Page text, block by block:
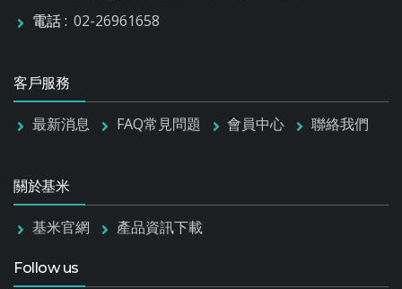
電話 : 02-26961658
客戶服務
最新消息 FAQ常見問題 會員中心 聯絡我們
關於基米
基米官網 產品資訊下載
Follow us